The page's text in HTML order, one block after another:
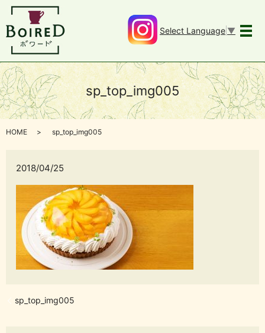
メ
Select Language ▼
sp_top_img005
HOME sp_top_img005
2018/04/25
sp_top_img005